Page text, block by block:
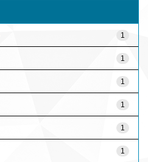
1
1
1
1
1
1